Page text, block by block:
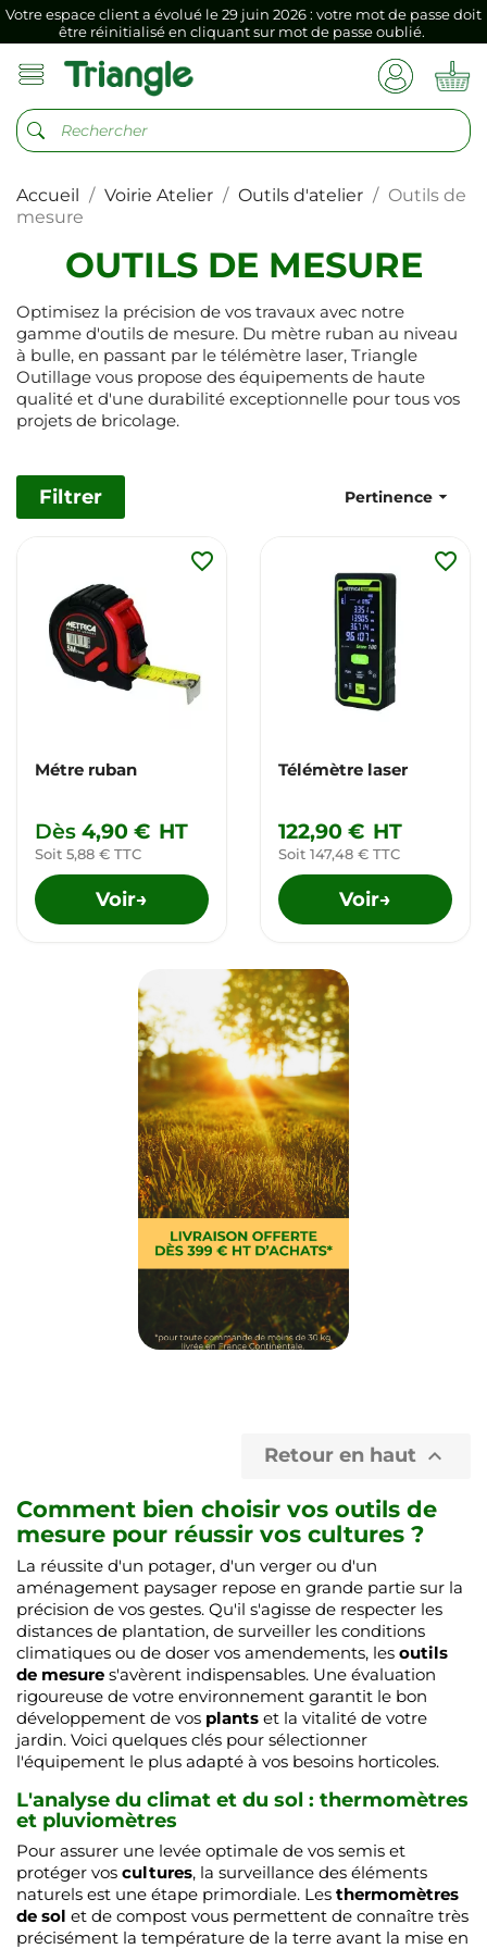
Votre espace client a évolué le 29 juin 2026 : votre mot de passe doit
être réinitialisé en cliquant sur mot de passe oublié.
Si vous aviez mémorisé votre précédent mot de passe dans votre
navigateur internet, il doit être réenregistré à la première connexion
Votre espace client a évolué le 29 juin 2026 : votre mot de passe doit
être réinitialisé en cliquant sur mot de passe oublié.
Si vous aviez mémorisé votre précédent mot de passe dans votre
navigateur internet, il doit être réenregistré à la première connexion
Accueil Voirie Atelier Outils d'atelier
Outils de
mesure
OUTILS DE MESURE
Optimisez la précision de vos travaux avec notre
gamme d'outils de mesure. Du mètre ruban au niveau
à bulle, en passant par le télémètre laser, Triangle
Outillage vous propose des équipements de haute
qualité et d'une durabilité exceptionnelle pour tous vos
projets de bricolage.
Filtrer Pertinence
Métre ruban
Dès 4,90 € HT
Soit 5,88 € TTC
Voir→
favorite_border
Télémètre laser
122,90 € HT
Soit 147,48 € TTC
Voir→
favorite_border
Retour en haut 
Comment bien choisir vos outils de
mesure pour réussir vos cultures ?
La réussite d'un potager, d'un verger ou d'un
aménagement paysager repose en grande partie sur la
précision de vos gestes. Qu'il s'agisse de respecter les
distances de plantation, de surveiller les conditions
climatiques ou de doser vos amendements, les outils
de mesure s'avèrent indispensables. Une évaluation
rigoureuse de votre environnement garantit le bon
développement de vos plants et la vitalité de votre
jardin. Voici quelques clés pour sélectionner
l'équipement le plus adapté à vos besoins horticoles.
L'analyse du climat et du sol : thermomètres
et pluviomètres
Pour assurer une levée optimale de vos semis et
protéger vos cultures, la surveillance des éléments
naturels est une étape primordiale. Les thermomètres
de sol et de compost vous permettent de connaître très
précisément la température de la terre avant la mise en